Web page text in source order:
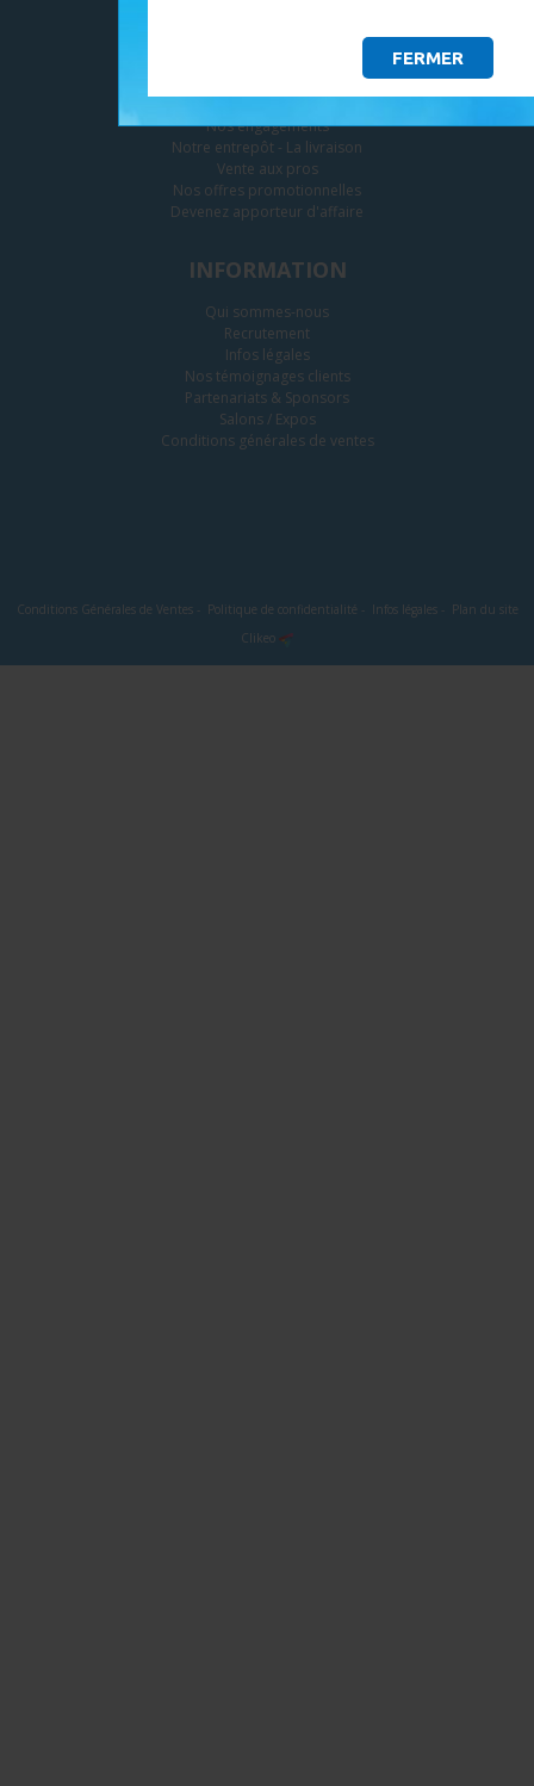
Nos engagements
Notre entrepôt - La livraison
Vente aux pros
Nos offres promotionnelles
Devenez apporteur d'affaire
INFORMATION
Qui sommes-nous
Recrutement
Infos légales
Nos témoignages clients
Partenariats & Sponsors
Salons / Expos
Conditions générales de ventes
Conditions Générales de Ventes- Politique de confidentialité - Infos légales- Plan du site
Clikeo
FERMER